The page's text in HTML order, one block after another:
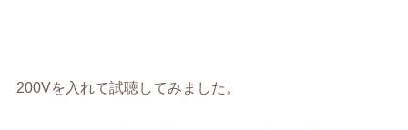
200Vを入れて試聴してみました。